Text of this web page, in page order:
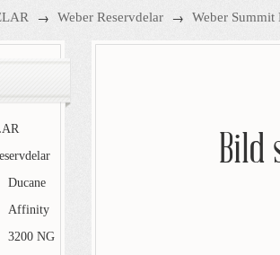
→ Weber Reservdelar → Weber Summit
Bild
Ducane
Affinity
3200 NG